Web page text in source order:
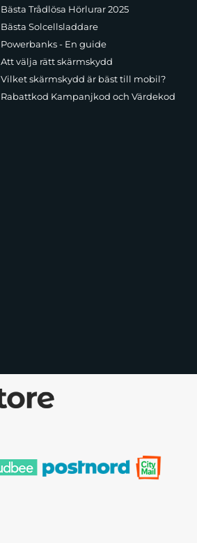
Bästa Trådlösa Hörlurar 2025
Bästa Solcellsladdare
Powerbanks - En guide
Att välja rätt skärmskydd
Vilket skärmskydd är bäst till mobil?
Rabattkod Kampanjkod och Värdekod